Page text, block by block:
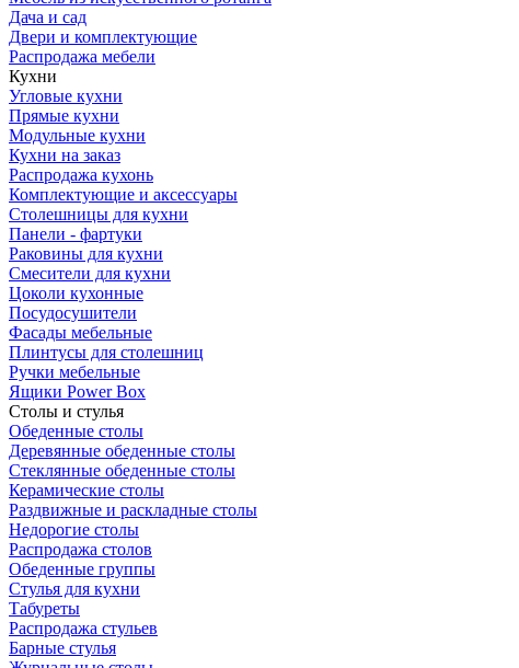
Дача и сад
Двери и комплектующие
Распродажа мебели
Кухни
Угловые кухни
Прямые кухни
Модульные кухни
Кухни на заказ
Распродажа кухонь
Комплектующие и аксессуары
Столешницы для кухни
Панели - фартуки
Раковины для кухни
Смесители для кухни
Цоколи кухонные
Посудосушители
Фасады мебельные
Плинтусы для столешниц
Ручки мебельные
Ящики Power Box
Столы и стулья
Обеденные столы
Деревянные обеденные столы
Стеклянные обеденные столы
Керамические столы
Раздвижные и раскладные столы
Недорогие столы
Распродажа столов
Обеденные группы
Стулья для кухни
Табуреты
Распродажа стульев
Барные стулья